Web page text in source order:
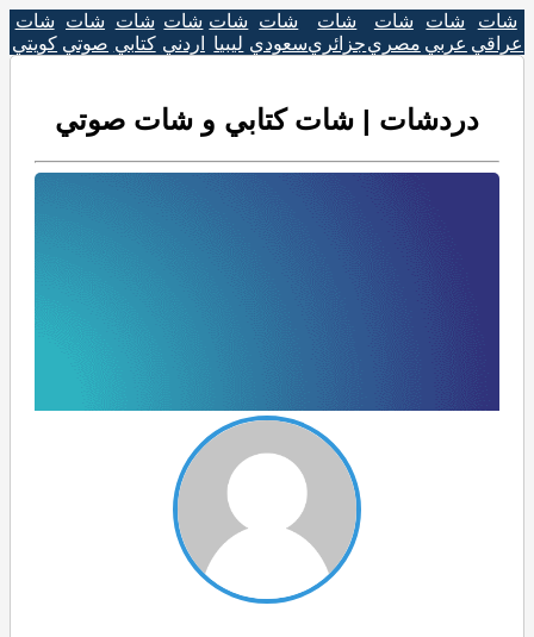
شات
عراقي
شات
عربي
شات
مصري
شات
جزائري
شات
سعودي
شات
ليبيا
شات
اردني
شات
كتابي
شات
صوتي
شات
كويتي
دردشات | شات كتابي و شات صوتي